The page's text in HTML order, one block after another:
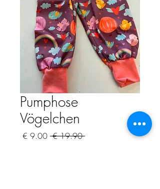
Pumphose
Vögelchen
‏19.90 €
سعر
سعر